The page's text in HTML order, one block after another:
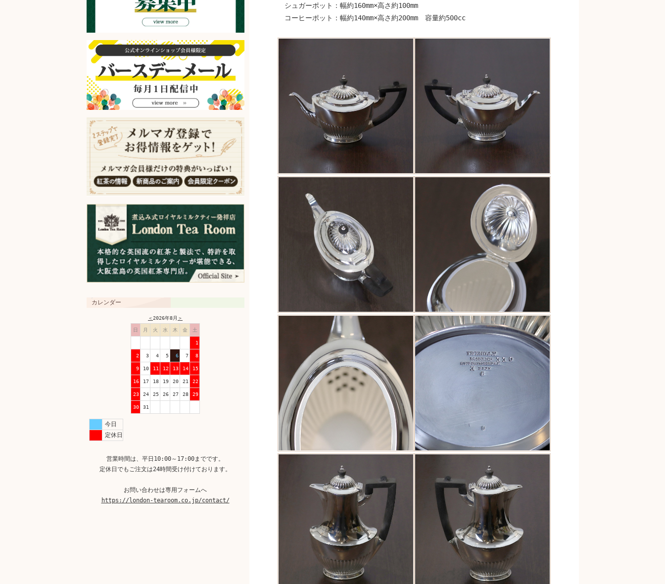
カレンダー
＜2026年8月 ＞
日 月 火 水 木 金 土
1
2 3 4 5 6 7 8
9 10 11 12 13 14 15
16 17 18 19 20 21 22
23 24 25 26 27 28 29
30 31
今日
定休日
営業時間は、平日10:00～17:00までです。
定休日でもご注文は24時間受け付けております。
お問い合わせは専用フォームへ
https://london-tearoom.co.jp/contact/
シュガーポット：幅約160mm×高さ約100mm
コーヒーポット：幅約140mm×高さ約200mm 容量約500cc